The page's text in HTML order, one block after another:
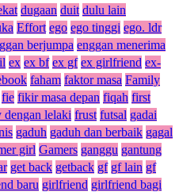
dugaan duit dulu lain
Effort ego ego tinggi ego. ldr
berjumpa enggan menerima
ex ex bf ex gf ex girlfriend ex-
faham faktor masa Family
fie fikir masa depan fiqah first
dengan lelaki frust futsal gadai
gaduh gaduh dan berbaik gagal
girl Gamers ganggu gantung
get back getback gf gf lain gf
baru girlfriend girlfriend bagi